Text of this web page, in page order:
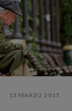
13 MARZO 2015